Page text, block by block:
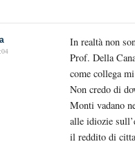
In realtà non
Prof. Della
come collega
Non credo di
Monti vadano
alle idiozie
il reddito di